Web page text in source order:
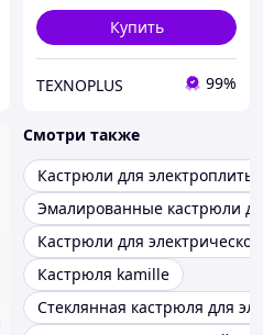
Купить
TEXNOPLUS 99%
Смотри также
Кастрюли для электроплиты
Эмалированные кастрюли
Кастрюли для
Кастрюля kamille
Стеклянная кастрюля для